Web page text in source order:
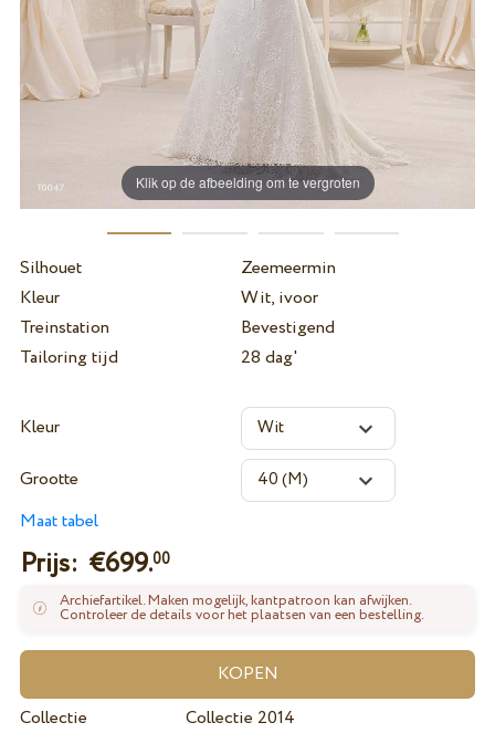
Klik op de afbeelding om te vergroten
Silhouet
Zeemeermin
Kleur
Wit, ivoor
Treinstation
Bevestigend
Tailoring tijd
28 dag'
Kleur
Grootte
Maat tabel
Prijs: €699.00
Archiefartikel. Maken mogelijk, kantpatroon kan afwijken.
Controleer de details voor het plaatsen van een bestelling.
Collectie
Collectie 2014